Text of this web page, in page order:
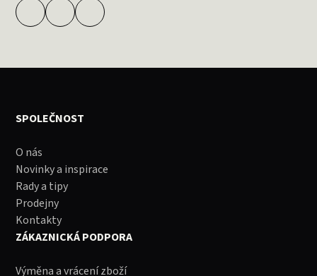
SPOLEČNOST
O nás
Novinky a inspirace
Rady a tipy
Prodejny
Kontakty
ZÁKAZNICKÁ PODPORA
Výměna a vrácení zboží